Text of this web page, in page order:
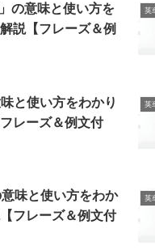
の意味と使い方を
説【フレーズ＆例
と使い方をわかり
レーズ＆例文付
味と使い方をわか
フレーズ＆例文付